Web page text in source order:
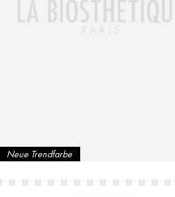
Neue Trendfarbe